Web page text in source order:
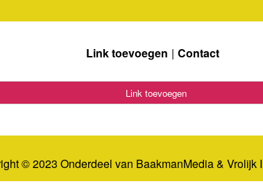
Link toevoegen Contact
Link toevoegen
© 2023 Onderdeel van BaakmanMedia& Vrolijk